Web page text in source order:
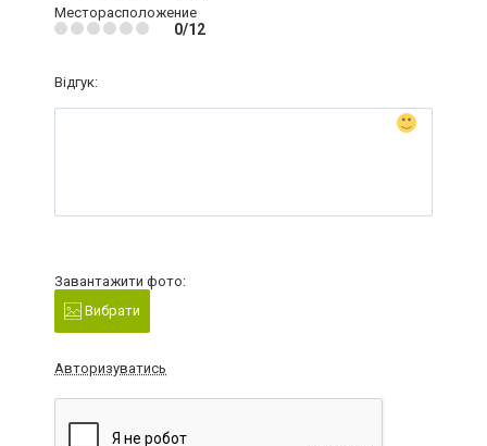
Месторасположение
0/12
Відгук:
Завантажити фото:
Вибрати
Авторизуватись